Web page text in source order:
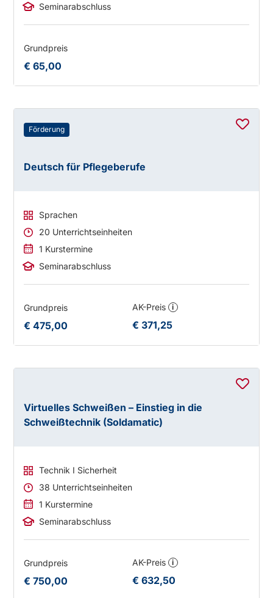
Seminarabschluss
Grundpreis
€ 65,00
Förderung
Deutsch für Pflegeberufe
Sprachen
20 Unterrichtseinheiten
1 Kurstermine
Seminarabschluss
Grundpreis
€ 475,00
AK-Preis i
€ 371,25
Virtuelles Schweißen – Einstieg in die
Schweißtechnik (Soldamatic)
Technik I Sicherheit
38 Unterrichtseinheiten
1 Kurstermine
Seminarabschluss
Grundpreis
€ 750,00
AK-Preis i
€ 632,50